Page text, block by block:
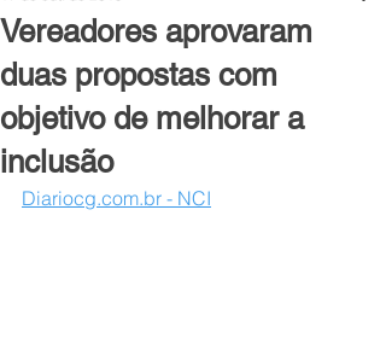
Vereadores aprovaram
duas propostas com
objetivo de melhorar a
inclusão
Diariocg.com.br - NCI